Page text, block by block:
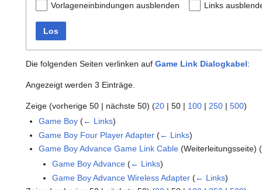
Vorlageneinbindungen ausblenden Links
Los
Die folgenden Seiten verlinken auf Game Link Dialogkabel:
Angezeigt werden 3 Einträge.
Zeige (vorherige 50 | nächste 50) (20 | 50 | 100 | 250 | 500)
Game Boy (← Links)
Game Boy Four Player Adapter (← Links)
Game Boy Advance Game Link Cable (Weiterleitungsseite)(
Game Boy Advance (← Links)
Game Boy Advance Wireless Adapter (← Links)